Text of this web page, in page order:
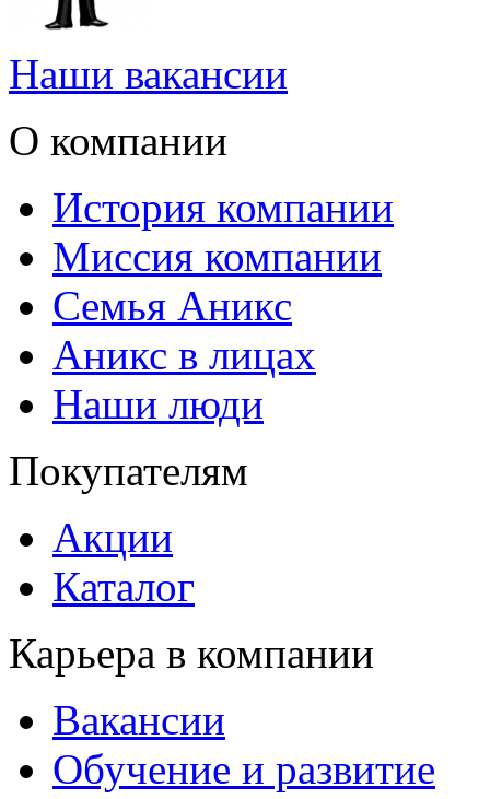
Наши вакансии
О компании
История компании
Миссия компании
Семья Аникс
Аникс в лицах
Наши люди
Покупателям
Акции
Каталог
Карьера в компании
Вакансии
Обучение и развитие